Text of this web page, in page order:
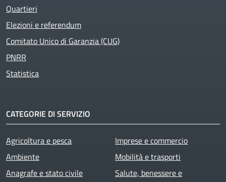
Quartieri
Elezioni e referendum
Comitato Unico di Garanzia (CUG)
PNRR
Statistica
CATEGORIE DI SERVIZIO
Agricoltura e pesca
Ambiente
Anagrafe e stato civile
Imprese e commercio
Mobilità e trasporti
Salute, benessere e